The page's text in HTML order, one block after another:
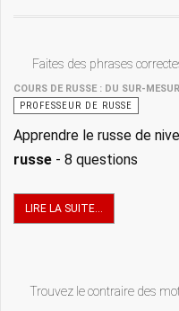
Faites des phrases
COURS DE RUSSE : DU SUR-
PROFESSEUR DE RUSSE
Apprendre le russe de
russe - 8 questions
LIRE LA SUITE...
Trouvez le contraire des